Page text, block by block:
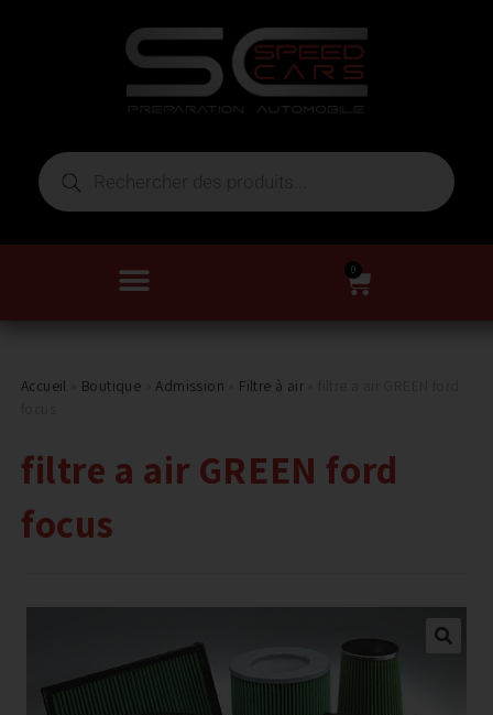
0
Accueil Boutique »Admission Filtre à air
filtre a air GREEN ford
focus